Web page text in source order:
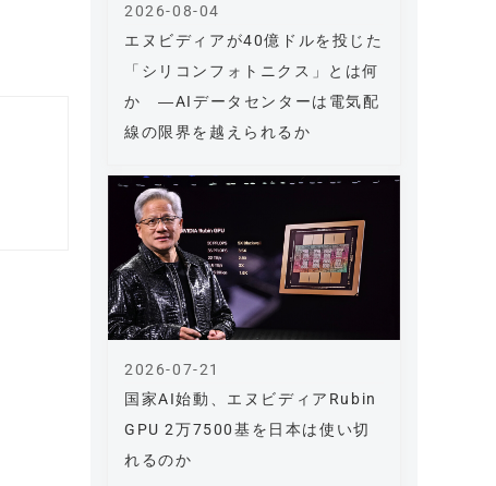
エヌビディアが40億ドルを投じた
「シリコンフォトニクス」とは何
か ―AIデータセンターは電気配
線の限界を越えられるか
2026-08-04
国家AI始動、エヌビディアRubin
GPU 2万7500基を日本は使い切
れるのか
2026-07-21